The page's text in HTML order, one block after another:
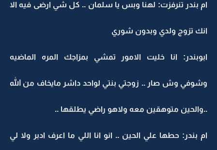
ام بندر تنرفزت: لهنا وبس يا سلمان .. كل شي ارضى فيه الا
انك تزوج ولدي وبدون شوري
ابوبندر: انا خليت الامور تمشي بمزاجك المره الماضيه
وشوفي وش صار .. زوجتي بنتي لواحد داشر مايخاف من الله
..والحين متوهقين معه ولاهو راضي يطلقها ..
ام بندر: حطها علي الحين .. انو انا اللي ما اعرف ادبر ولا لي